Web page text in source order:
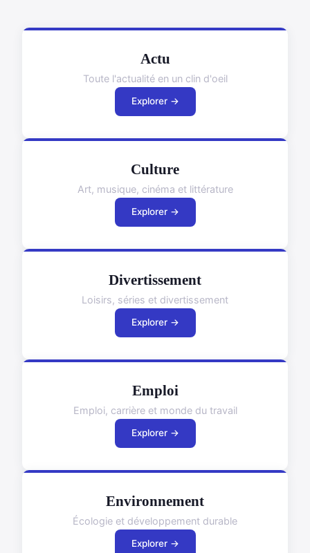
Actu
Toute l'actualité en un clin d'oeil
Explorer →
Culture
Art, musique, cinéma et littérature
Explorer →
Divertissement
Loisirs, séries et divertissement
Explorer →
Emploi
Emploi, carrière et monde du travail
Explorer →
Environnement
Écologie et développement durable
Explorer →